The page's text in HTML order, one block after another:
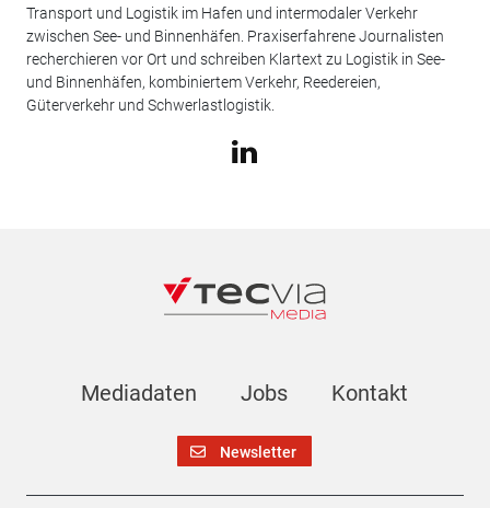
Transport und Logistik im Hafen und intermodaler Verkehr
zwischen See- und Binnenhäfen. Praxiserfahrene Journalisten
recherchieren vor Ort und schreiben Klartext zu Logistik in See-
und Binnenhäfen, kombiniertem Verkehr, Reedereien,
Güterverkehr und Schwerlastlogistik.
Mediadaten Jobs Kontakt
Newsletter